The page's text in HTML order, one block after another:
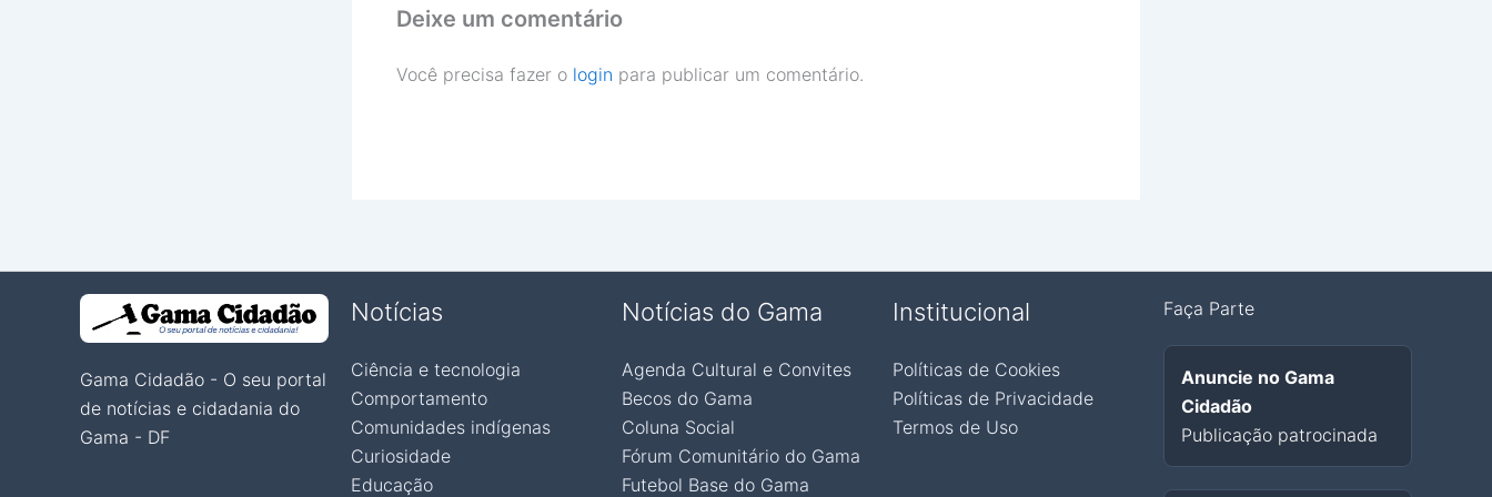
Deixe um comentário
Você precisa fazer o login para publicar um comentário.
Gama Cidadão - O seu portal
de notícias e cidadania do
Gama - DF
Notícias
Ciência e tecnologia
Comportamento
Comunidades indígenas
Curiosidade
Educação
Notícias do Gama
Agenda Cultural e Convites
Becos do Gama
Coluna Social
Fórum Comunitário do Gama
Futebol Base do Gama
Institucional
Políticas de Cookies
Políticas de Privacidade
Termos de Uso
Faça Parte
Anuncie no Gama
Cidadão
Publicação patrocinada